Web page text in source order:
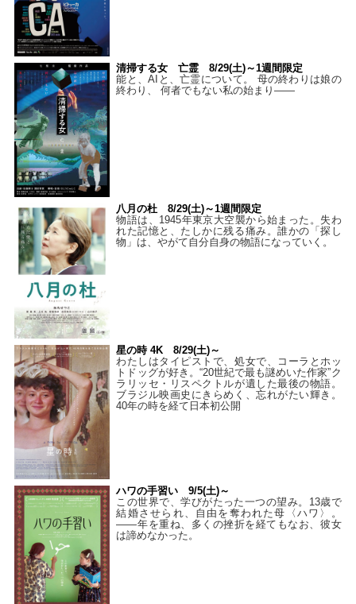
清掃する女 亡霊 8/29(土)～1週間限定
能と、AIと、亡霊について。 母の終わりは娘の
終わり、 何者でもない私の始まり――
八月の杜 8/29(土)～1週間限定
物語は、1945年東京大空襲から始まった。失わ
れた記憶と、たしかに残る痛み。誰かの「探し
物」は、やがて自分自身の物語になっていく。
星の時 4K 8/29(土)～
わたしはタイピストで、処⼥で、コーラとホッ
トドッグが好き。“20世紀で最も謎めいた作家”ク
ラリッセ・リスペクトルが遺した最後の物語。
ブラジル映画史にきらめく、忘れがたい輝き。
40年の時を経て⽇本初公開
ハワの手習い 9/5(土)～
この世界で、学びがたった一つの望み。13歳で
結婚させられ、自由を奪われた母〈ハワ〉。
——年を重ね、多くの挫折を経てもなお、彼女
は諦めなかった。